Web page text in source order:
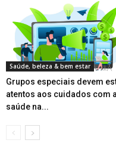
Saúde, beleza & bem estar
Grupos especiais devem
atentos aos cuidados com a
saúde na...